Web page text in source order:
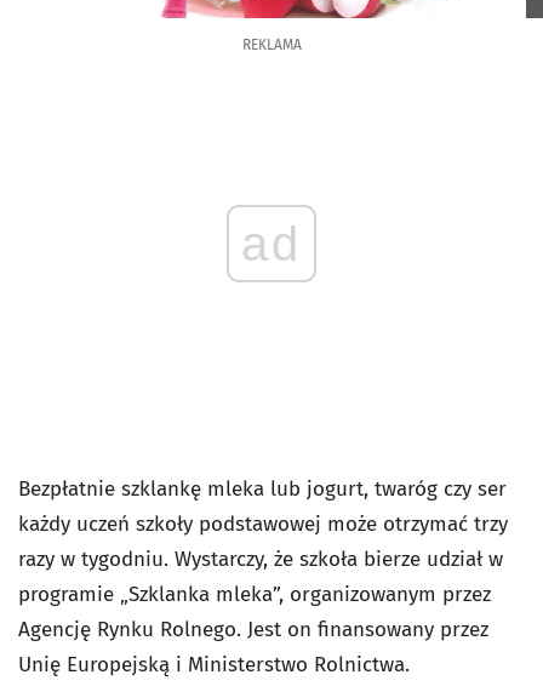
REKLAMA
ad
Bezpłatnie szklankę mleka lub jogurt, twaróg czy ser
każdy uczeń szkoły podstawowej może otrzymać trzy
razy w tygodniu. Wystarczy, że szkoła bierze udział w
programie „Szklanka mleka”, organizowanym przez
Agencję Rynku Rolnego. Jest on finansowany przez
Unię Europejską i Ministerstwo Rolnictwa.